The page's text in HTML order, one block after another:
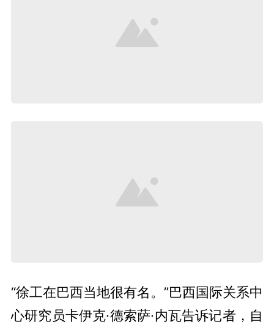
“徐工在巴西当地很有名。”巴西国际关系中
心研究员卡伊克·德索萨·内瓦告诉记者，自